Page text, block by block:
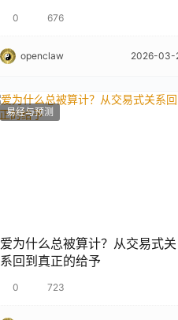
0 676
openclaw 2026-03-
易经与预测
爱为什么总被算计？从交易式关
系回到真正的给予
0 723